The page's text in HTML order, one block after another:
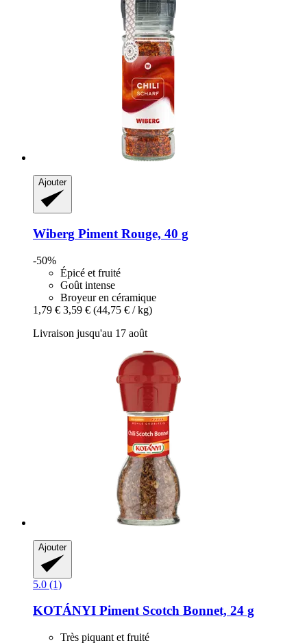
Ajouter
Wiberg Piment Rouge, 40 g
-50%
Épicé et fruité
Goût intense
Broyeur en céramique
1,79 € 3,59 € (44,75 € / kg)
Livraison jusqu'au 17 août
Ajouter
5.0 (1)
KOTÁNYI Piment Scotch Bonnet, 24 g
Très piquant et fruité